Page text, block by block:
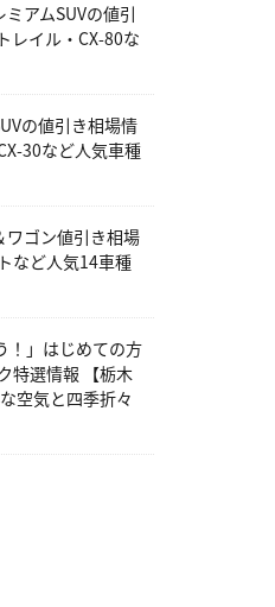
アムSUVの値引
レイル・CX-80な
の値引き相場情
30など人気車種
ワゴン値引き相場
など人気14車種
！」はじめての方
特選情報 【栃木
空気と四季折々